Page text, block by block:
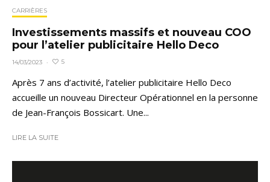
CARRIÈRES
Investissements massifs et nouveau COO
pour l’atelier publicitaire Hello Deco
14/03/2023 · 5
Après 7 ans d’activité, l’atelier publicitaire Hello Deco
accueille un nouveau Directeur Opérationnel en la personne
de Jean-François Bossicart. Une...
LIRE LA SUITE